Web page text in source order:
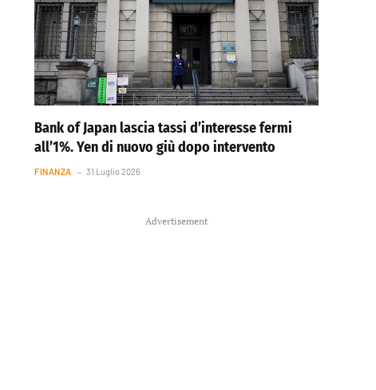
Bank of Japan lascia tassi d’interesse fermi
all’1%. Yen di nuovo giù dopo intervento
FINANZA 31 Luglio 2026
Advertisement